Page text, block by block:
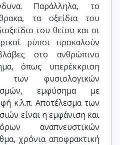
Παράλληλα, το
τα οξείδια του
του θείου και οι
ρύποι προκαλούν
στο ανθρώπινο
όπως υπερέκκριση
των φυσιολογικών
εμφύσημα με
κ.λ.π. Αποτέλεσμα των
είναι η εμφάνιση και
αναπνευστικών
χρόνια αποφρακτική